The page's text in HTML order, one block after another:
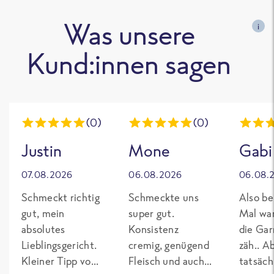
Was unsere
Kund:innen sagen
i
(0)
Justin
07.08.2026
Schmeckt richtig
gut, mein
absolutes
Lieblingsgericht.
Kleiner Tipp von
(0)
Mone
06.08.2026
Schmeckte uns
super gut.
Konsistenz
cremig, genügend
Fleisch und auch
Gabi
Also
Mal
die
zäh..